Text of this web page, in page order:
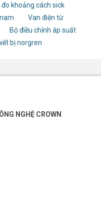
đo khoảng cách sick
Van điện từ
Bộ điều chỉnh áp suất
bị norgren
NGHỆ CROWN